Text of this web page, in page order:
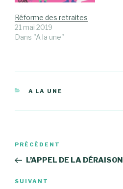
Réforme des retraites
21 mai 2019
Dans "A la une"
CATÉGORIES
A LA UNE
Navigation
l’article
Article
précédent
PRÉCÉDENT
L’APPEL DE LA DÉRAISON
Article
SUIVANT